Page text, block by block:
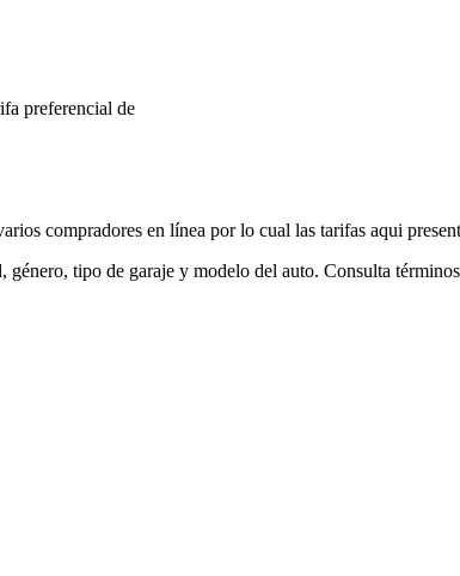
preferencial de
compradores en línea por lo cual las tarifas aqui
tipo de garaje y modelo del auto. Consulta